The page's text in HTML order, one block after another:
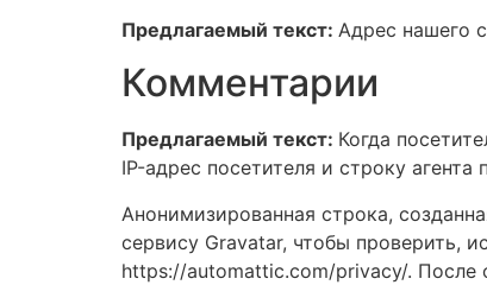
Предлагаемый текст: Адрес нашего
Комментарии
Предлагаемый текст: Когда
IP-адрес посетителя и строку
Анонимизированная строка,
сервису Gravatar, чтобы проверить,
https://automattic.com/privacy/. После